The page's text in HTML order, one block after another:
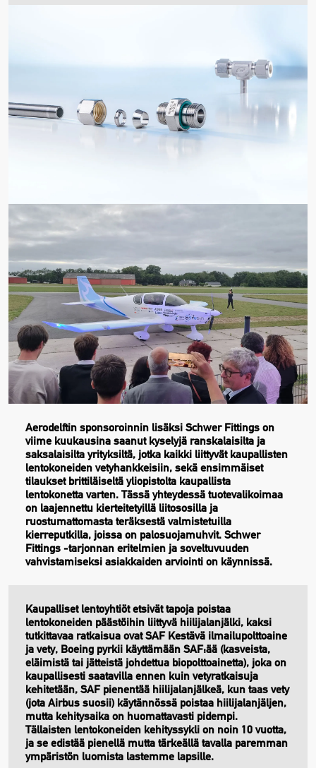
Aerodelftin sponsoroinnin lisäksi Schwer Fittings on
viime kuukausina saanut kyselyjä ranskalaisilta ja
saksalaisilta yrityksiltä, jotka kaikki liittyvät kaupallisten
lentokoneiden vetyhankkeisiin, sekä ensimmäiset
tilaukset brittiläiseltä yliopistolta kaupallista
lentokonetta varten. Tässä yhteydessä tuotevalikoimaa
on laajennettu kierteitetyillä liitososilla ja
ruostumattomasta teräksestä valmistetuilla
kierreputkilla, joissa on palosuojamuhvit. Schwer
Fittings -tarjonnan eritelmien ja soveltuvuuden
vahvistamiseksi asiakkaiden arviointi on käynnissä.
Kaupalliset lentoyhtiöt etsivät tapoja poistaa
lentokoneiden päästöihin liittyvä hiilijalanjälki, kaksi
tutkittavaa ratkaisua ovat SAF Kestävä ilmailupolttoaine
ja vety, Boeing pyrkii käyttämään SAF:ää (kasveista,
eläimistä tai jätteistä johdettua biopolttoainetta), joka on
kaupallisesti saatavilla ennen kuin vetyratkaisuja
kehitetään, SAF pienentää hiilijalanjälkeä, kun taas vety
(jota Airbus suosii) käytännössä poistaa hiilijalanjäljen,
mutta kehitysaika on huomattavasti pidempi.
Tällaisten lentokoneiden kehityssykli on noin 10 vuotta,
ja se edistää pienellä mutta tärkeällä tavalla paremman
ympäristön luomista lastemme lapsille.